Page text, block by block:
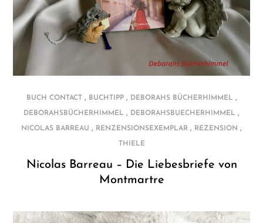
BUCH CONTACT , BUCHTIPP, DEBORAHS BÜCHERHIMMEL ,
DEBORAHSBÜCHERHIMMEL , DEBORAHSBUECHERHIMMEL ,
NICOLAS BARREAU , RENZENSIONSEXEMPLAR , REZENSION ,
THIELE
Nicolas Barreau – Die Liebesbriefe von
Montmartre